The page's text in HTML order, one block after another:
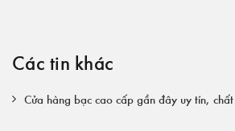
Các tin khác
Cửa hàng bạc cao cấp gần đây uy tín,